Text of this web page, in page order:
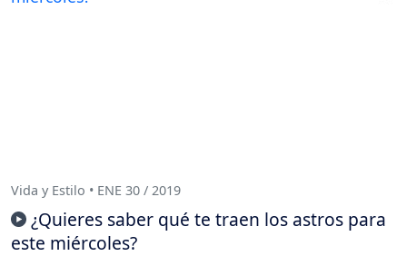
Vida y Estilo • ENE 30 / 2019
¿Quieres saber qué te traen los astros para
este miércoles?